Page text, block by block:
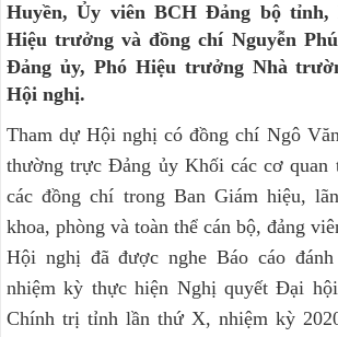
Huyền, Ủy viên BCH Đảng bộ
Hiệu trưởng và đồng chí Nguyễn
Đảng ủy, Phó Hiệu trưởng Nhà
Hội nghị.
Tham dự Hội nghị có đồng chí Ngô
thường trực Đảng ủy Khối các cơ quan
các đồng chí trong Ban Giám hiệu,
khoa, phòng và toàn thể cán bộ, đảng
Hội nghị đã được nghe Báo cáo
nhiệm kỳ thực hiện Nghị quyết Đại
Chính trị tỉnh lần thứ X, nhiệm kỳ